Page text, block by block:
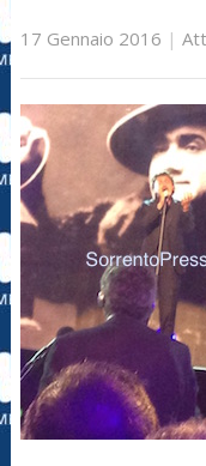
17 Gennaio 2016 |